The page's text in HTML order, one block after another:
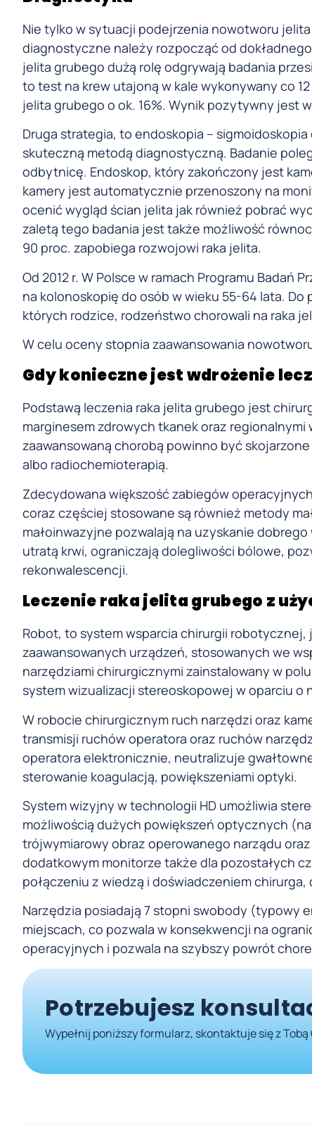
Nie tylko w sytuacji podejrzenia nowotworu
diagnostyczne należy rozpocząć od
jelita grubego dużą rolę odgrywają badania
to test na krew utajoną w kale wykonywany co
jelita grubego o ok. 16%. Wynik pozytywny jest
Druga strategia, to endoskopia –
skuteczną metodą diagnostyczną. Badanie
odbytnicę. Endoskop, który zakończony jest
kamery jest automatycznie przenoszony na
ocenić wygląd ścian jelita jak również pobrać
zaletą tego badania jest także możliwość
90 proc. zapobiega rozwojowi raka jelita.
Od 2012 r. W Polsce w ramach Programu Badań
na kolonoskopię do osób w wieku 55-64 lata.
których rodzice, rodzeństwo chorowali na raka
W celu oceny stopnia zaawansowania
Gdy konieczne jest wdrożenie
Podstawą leczenia raka jelita grubego jest
marginesem zdrowych tkanek oraz
zaawansowaną chorobą powinno być
albo radiochemioterapią.
Zdecydowana większość zabiegów
coraz częściej stosowane są również metody
małoinwazyjne pozwalają na uzyskanie
utratą krwi, ograniczają dolegliwości bólowe,
rekonwalescencji.
Leczenie raka jelita grubego z
Robot, to system wsparcia chirurgii
zaawansowanych urządzeń, stosowanych we
narzędziami chirurgicznymi zainstalowany w
system wizualizacji stereoskopowej w oparciu o
W robocie chirurgicznym ruch narzędzi oraz
transmisji ruchów operatora oraz ruchów
operatora elektronicznie, neutralizuje
sterowanie koagulacją, powiększeniami optyki.
System wizyjny w technologii HD umożliwia
możliwością dużych powiększeń optycznych
trójwymiarowy obraz operowanego narządu
dodatkowym monitorze także dla pozostałych
połączeniu z wiedzą i doświadczeniem
Narzędzia posiadają 7 stopni swobody (typowy
miejscach, co pozwala w konsekwencji na
operacyjnych i pozwala na szybszy powrót
Potrzebujesz
Wypełnij poniższy formularz, skontaktuje się z